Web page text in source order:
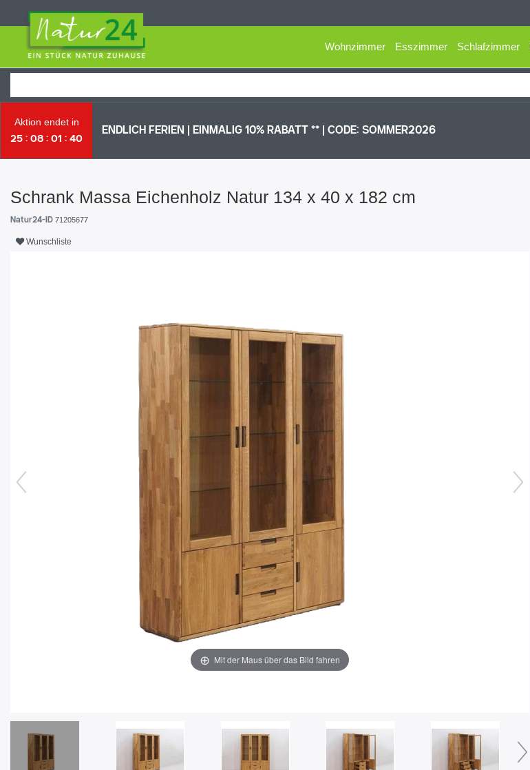
Wohnzimmer Esszimmer Schlafzimmer
Aktion endet in
25
08 01 39
ENDLICH FERIEN | EI NMALIG 10% RABATT ** | CODE: SOMMER2026
Schrank Massa Eichenholz Natur 134 x 40 x 182 cm
Natur24-ID 71205677
Wunschliste
Mit der Maus über das Bild fahren